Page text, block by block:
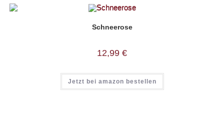
Schneerose
12,99 €
Jetzt bei amazon bestellen